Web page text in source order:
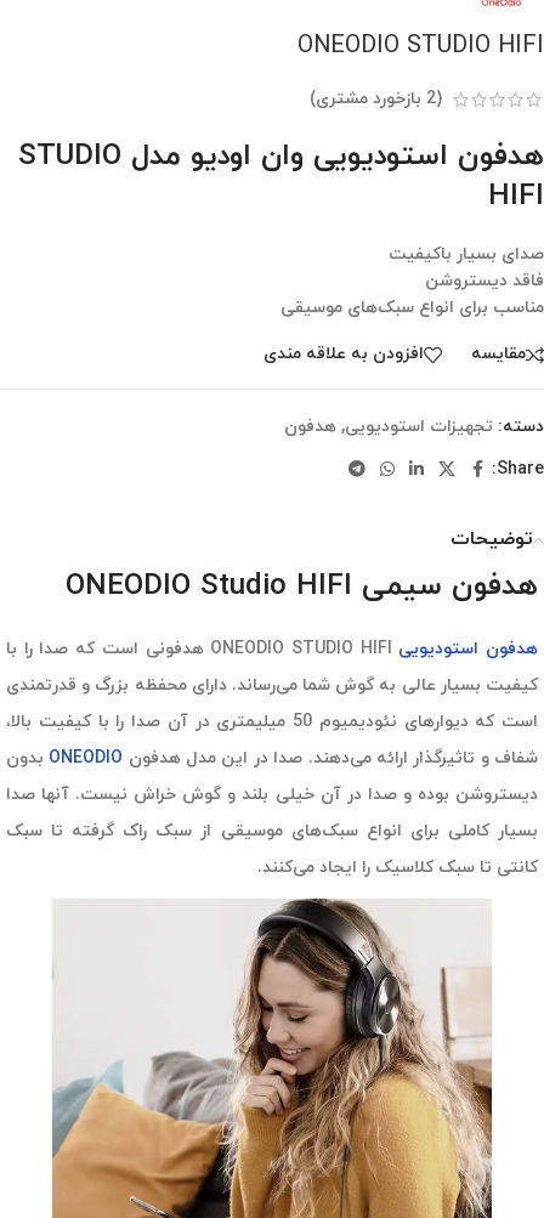
ONEODIO STUDIO HIFI
(
2 بازخورد مشتری)
هدفون استودیویی وان اودیو مدل STUDIO
HIFI
صدای بسیار باکیفیت
فاقد دیستروشن
مناسب برای انواع سبک‌های موسیقی
مقایسه افزودن به علاقه مندی
دسته: تجهیزات استودیویی, هدفون
Share:
توضیحات
هدفون سیمی ONEODIO Studio HIFI
هدفون استودیویی
ONEODIO STUDIO HIFI هدفونی است که صدا را با
کیفیت بسیار عالی به گوش شما می‌رساند. دارای محفظه بزرگ و قدرتمندی
است که دیوارهای نئودیمیوم 50 میلیمتری در آن صدا را با کیفیت بالا،
شفاف و تاثیرگذار ارائه می‌دهند. صدا در این مدل هدفون ONEODIO بدون
دیستروشن بوده و صدا در آن خیلی بلند و گوش خراش نیست. آنها صدا
بسیار کاملی برای انواع سبک‌های موسیقی از سبک راک گرفته تا سبک
کانتی تا سبک کلاسیک را ایجاد می‌کنند.